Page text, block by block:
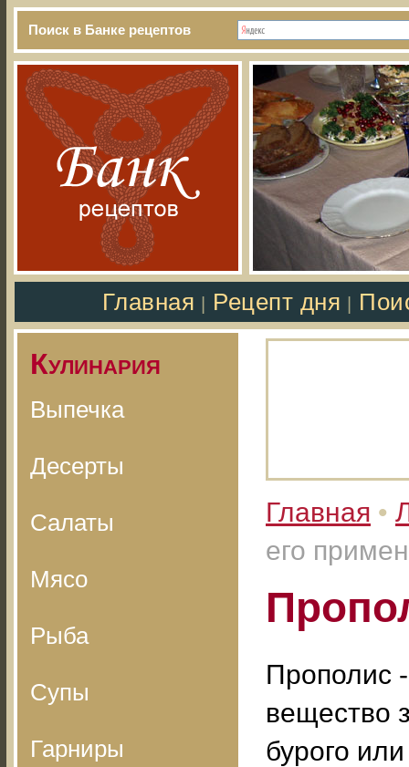
Поиск в Банке рецептов
Главная Рецепт дня
Кулинария
Выпечка
Десерты
Салаты
Мясо
Рыба
Супы
Гарниры
Главная •
его
Прополис
вещество
бурого или